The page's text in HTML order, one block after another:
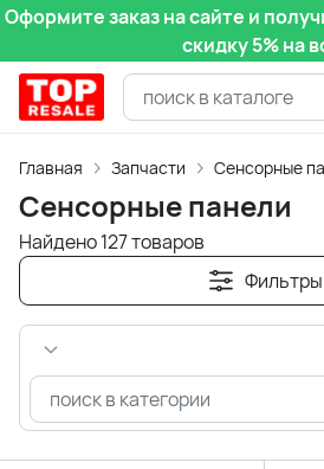
Оформите заказ на сайте и
скидку 5% на
Главная Запчасти Сенсорные
Сенсорные панели
Найдено 127 товаров
Фильтры